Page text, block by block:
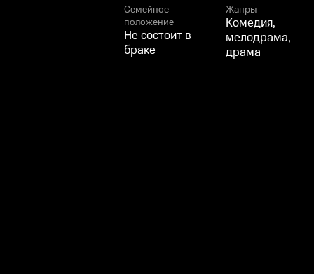
Семейное
положение
Не состоит в
браке
Жанры
Комедия,
мелодрама,
драма